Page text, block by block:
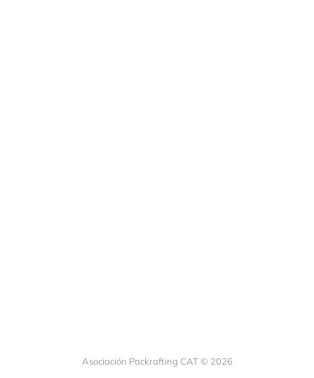
Asociación Packrafting CAT © 2026